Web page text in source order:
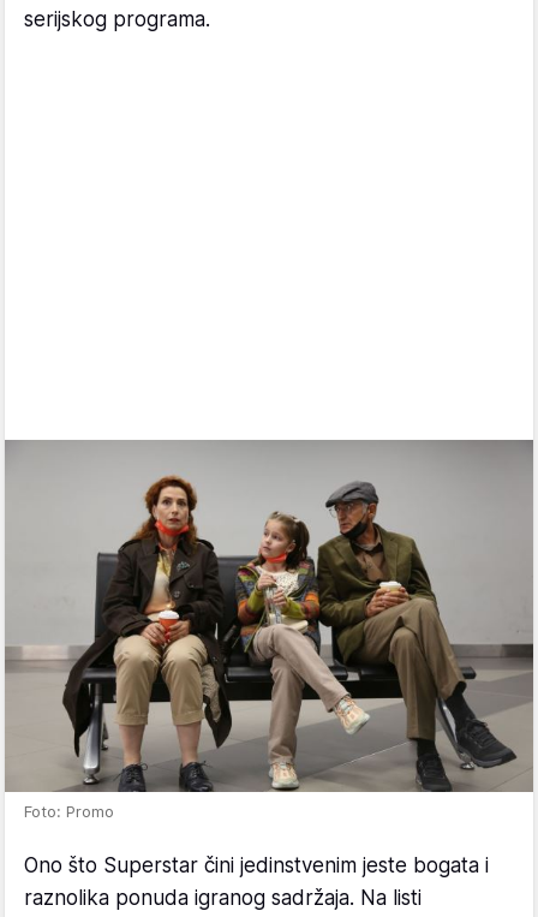
serijskog programa.
Foto: Promo
Ono što Superstar čini jedinstvenim jeste bogata i
raznolika ponuda igranog sadržaja. Na listi